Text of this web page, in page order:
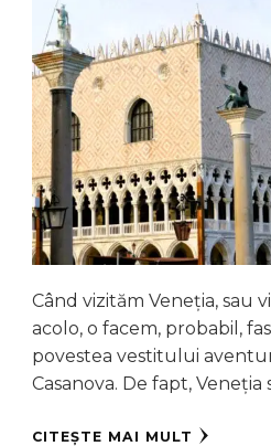
Când vizităm Veneția, sau
acolo, o facem, probabil,
povestea vestitului
Casanova. De fapt, Veneția
CITEȘTE MAI MULT